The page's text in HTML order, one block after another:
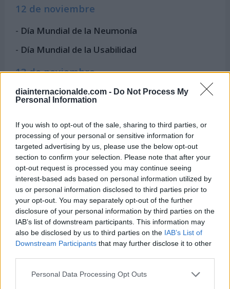
diainternacionalde.com - Do Not Process My
Personal Information
If you wish to opt-out of the sale, sharing to third parties, or
processing of your personal or sensitive information for
targeted advertising by us, please use the below opt-out
section to confirm your selection. Please note that after your
opt-out request is processed you may continue seeing
interest-based ads based on personal information utilized by
us or personal information disclosed to third parties prior to
your opt-out. You may separately opt-out of the further
disclosure of your personal information by third parties on the
IAB’s list of downstream participants. This information may
also be disclosed by us to third parties on the IAB’s List of
Downstream Participants that may further disclose it to other
Personal Data Processing Opt Outs
12 de noviembre
- Día Mundial de la Neumonía
- Día Mundial de la Usabilidad
13 de noviembre
-Día Mundial de la Bondad
-Día Internacional de la Enfermedad de
Huntington
Semanas Internacionales cercanas
Del 9 al 15 de noviembre
Semana Internacional de la Ciencia y la
Paz
Del 22 al 30 de noviembre